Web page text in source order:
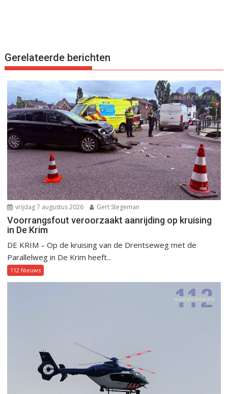
Gerelateerde berichten
vrijdag 7 augustus 2026 Gert Stegeman
Voorrangsfout veroorzaakt aanrijding op kruising
in De Krim
DE KRIM – Op de kruising van de Drentseweg met de
Parallelweg in De Krim heeft...
112 Nieuws